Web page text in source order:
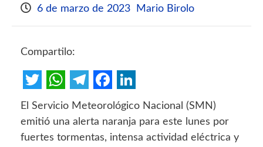
6 de marzo de 2023 Mario Birolo
Compartilo:
TwitterWhatsApp
Telegram
Facebook
LinkedIn
El Servicio Meteorológico Nacional (SMN)
emitió una alerta naranja para este lunes por
fuertes tormentas, intensa actividad eléctrica y